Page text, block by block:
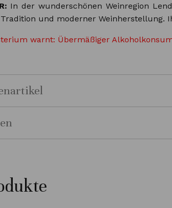
In der wunderschönen Weinregion
und moderner Weinherstellung.
warnt: Übermäßiger